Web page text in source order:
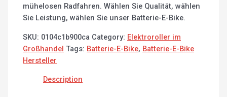
mühelosen Radfahren. Wählen Sie Qualität, wählen
Sie Leistung, wählen Sie unser Batterie-E-Bike.
SKU: 0104c1b900ca Category: Elektroroller im
Großhandel Tags: Batterie-E-Bike, Batterie-E-Bike
Hersteller
Description